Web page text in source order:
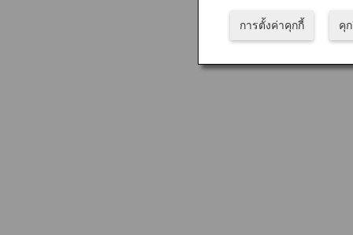
คุ
การตั้งค่าคุกกี้